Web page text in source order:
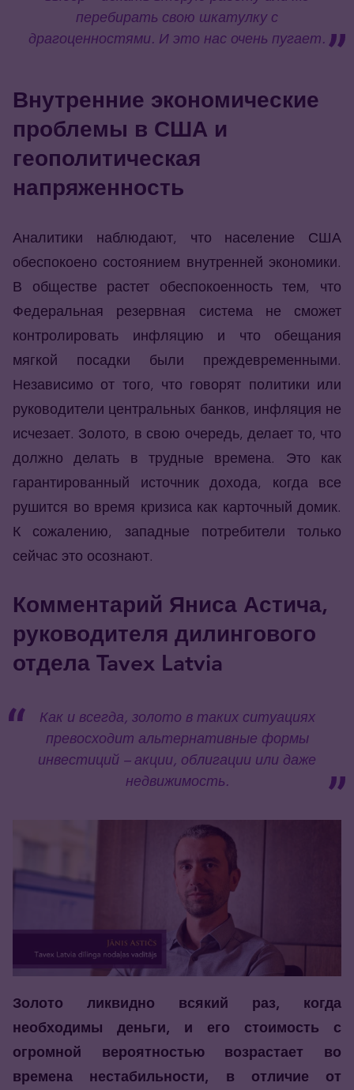
перебирать свою шкатулку с
драгоценностями. И это нас очень пугает.
Внутренние экономические
проблемы в США и
геополитическая
напряженность
Аналитики наблюдают, что население США
обеспокоено состоянием внутренней экономики.
В обществе растет обеспокоенность тем, что
Федеральная резервная система не сможет
контролировать инфляцию и что обещания
мягкой посадки были преждевременными.
Независимо от того, что говорят политики или
руководители центральных банков, инфляция не
исчезает. Золото, в свою очередь, делает то, что
должно делать в трудные времена. Это как
гарантированный источник дохода, когда все
рушится во время кризиса как карточный домик.
К сожалению, западные потребители только
сейчас это осознают.
Комментарий Яниса Астича,
руководителя дилингового
отдела Tavex Latvia
Как и всегда, золото в таких ситуациях
превосходит альтернативные формы
инвестиций – акции, облигации или даже
недвижимость.
Золото ликвидно всякий раз, когда
необходимы деньги, и его стоимость с
огромной вероятностью возрастает во
времена нестабильности, в отличие от